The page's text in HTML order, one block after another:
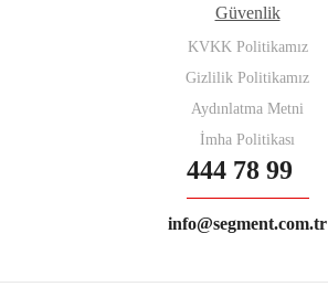
Güvenlik
KVKK Politikamız
Gizlilik Politikamız
Aydınlatma Metni
İmha Politikası
444 78 99
info@segment.com.tr